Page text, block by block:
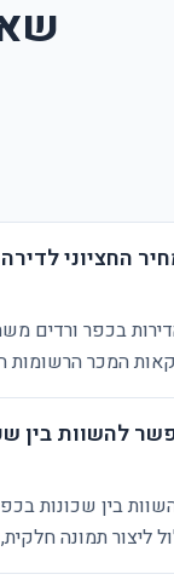
החציוני
בכפר ורדים
המכר הרשומות
להשוות בין
בין שכונות
ליצור תמונה